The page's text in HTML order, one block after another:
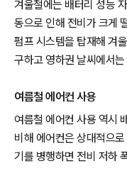
겨울철에는 배터리 성능
동으로 인해 전비가 크게
펌프 시스템을 탑재해 겨
구하고 영하권 날씨에서
여름철 에어컨 사용
여름철 에어컨 사용 역시
비해 에어컨은 상대적으
기를 병행하면 전비 저하